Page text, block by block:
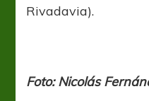
Rivadavia).
Foto: Nicolás